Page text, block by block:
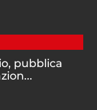
pubblica